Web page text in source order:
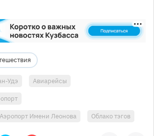
Удэ Авиарейсы
Имени Леонова Облако тэгов